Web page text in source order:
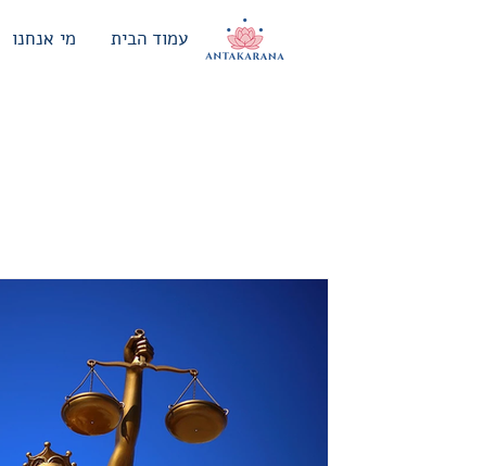
עמוד הבית מי אנחנו
טירוף המטריאליזם /
"הגשם יכול להפוך לזהב אך אתה עדיין
התשוקה אי אפשר לספק" ~ הבודהה ~
בתופעה מטרידה הקיימת...